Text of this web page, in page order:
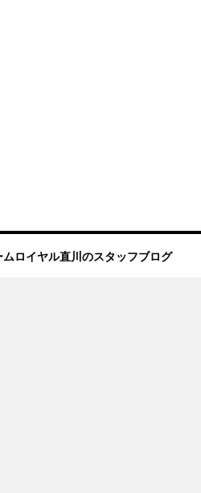
ロイヤル直川のスタッフブログ